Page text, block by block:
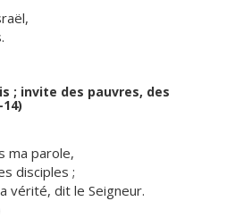
; invite des pauvres, des
ma parole,
disciples ;
vérité, dit le Seigneur.